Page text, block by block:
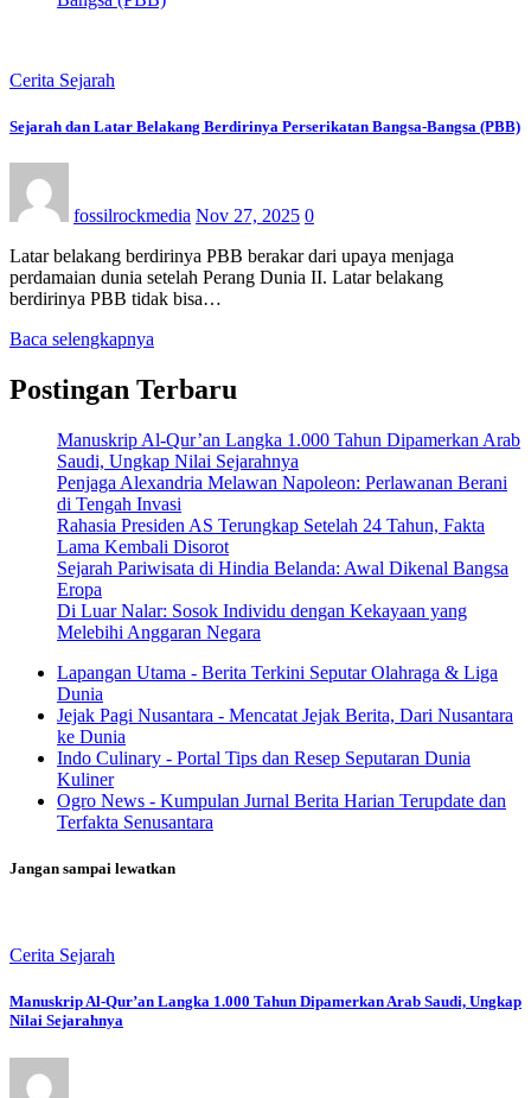
Cerita Sejarah
Sejarah dan Latar Belakang Berdirinya Perserikatan Bangsa-Bangsa (PBB)
fossilrockmedia Nov 27, 2025 0
Latar belakang berdirinya PBB berakar dari upaya menjaga
perdamaian dunia setelah Perang Dunia II. Latar belakang
berdirinya PBB tidak bisa…
Baca selengkapnya
Postingan Terbaru
Manuskrip Al-Qur’an Langka 1.000 Tahun Dipamerkan Arab
Saudi, Ungkap Nilai Sejarahnya
Penjaga Alexandria Melawan Napoleon: Perlawanan Berani
di Tengah Invasi
Rahasia Presiden AS Terungkap Setelah 24 Tahun, Fakta
Lama Kembali Disorot
Sejarah Pariwisata di Hindia Belanda: Awal Dikenal Bangsa
Eropa
Di Luar Nalar: Sosok Individu dengan Kekayaan yang
Melebihi Anggaran Negara
Lapangan Utama - Berita Terkini Seputar Olahraga & Liga
Dunia
Jejak Pagi Nusantara - Mencatat Jejak Berita, Dari Nusantara
ke Dunia
Indo Culinary - Portal Tips dan Resep Seputaran Dunia
Kuliner
Ogro News - Kumpulan Jurnal Berita Harian Terupdate dan
Terfakta Senusantara
Jangan sampai lewatkan
Cerita Sejarah
Manuskrip Al-Qur’an Langka 1.000 Tahun Dipamerkan Arab Saudi, Ungkap
Nilai Sejarahnya